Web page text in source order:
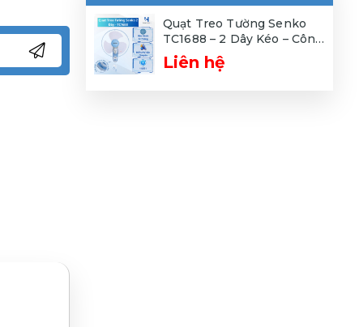
Quạt Treo Tường Senko
TC1688 – 2 Dây Kéo – Công
Suất 47W – Gió Mạnh Êm –
Hàng Chính Hãng
Liên hệ